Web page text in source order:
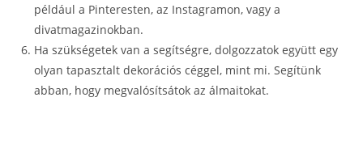
például a Pinteresten, az Instagramon, vagy a
divatmagazinokban.
Ha szükségetek van a segítségre, dolgozzatok együtt egy
olyan tapasztalt dekorációs céggel, mint mi. Segítünk
abban, hogy megvalósítsátok az álmaitokat.